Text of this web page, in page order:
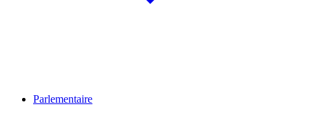
Parlementaire